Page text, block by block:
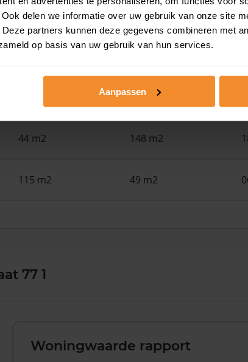
delen we informatie over uw gebruik van onze site
partners kunnen deze gegevens combineren met
op basis van uw gebruik van hun services.
Aanpassen
37 m2 102 m2
411 m2
44 m2 148 m2
115 m2 49 m2
77 1
Woningwaarde rapport